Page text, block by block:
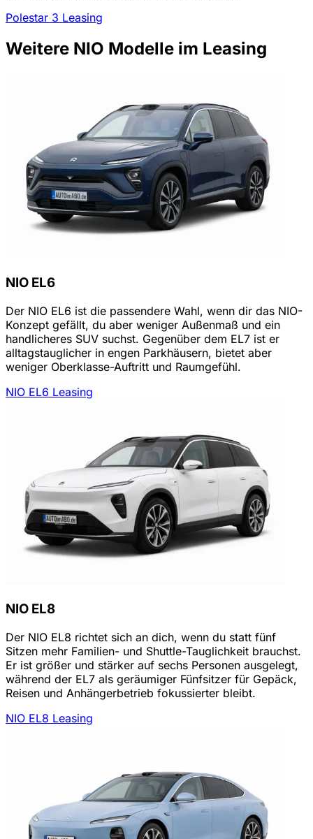
Polestar 3 Leasing
Weitere NIO Modelle im Leasing
NIO EL6
Der NIO EL6 ist die passendere Wahl, wenn dir das NIO-
Konzept gefällt, du aber weniger Außenmaß und ein
handlicheres SUV suchst. Gegenüber dem EL7 ist er
alltagstauglicher in engen Parkhäusern, bietet aber
weniger Oberklasse-Auftritt und Raumgefühl.
NIO EL6 Leasing
NIO EL8
Der NIO EL8 richtet sich an dich, wenn du statt fünf
Sitzen mehr Familien- und Shuttle-Tauglichkeit brauchst.
Er ist größer und stärker auf sechs Personen ausgelegt,
während der EL7 als geräumiger Fünfsitzer für Gepäck,
Reisen und Anhängerbetrieb fokussierter bleibt.
NIO EL8 Leasing